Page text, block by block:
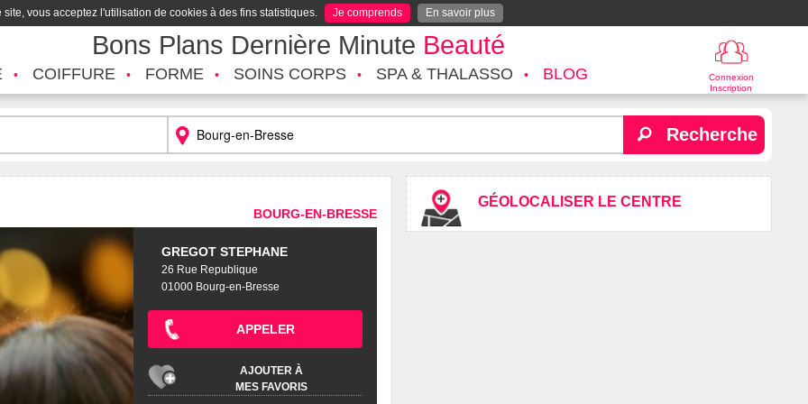
site, vous acceptez l'utilisation de cookies à des fins statistiques. Je comprends En savoir plus
Bons Plans Dernière Minute Beauté
Connexion
Inscription
COIFFURE FORME SOINS CORPS SPA & THALASSO BLOG
Recherche
GÉOLOCALISER LE CENTRE
BOURG-EN-BRESSE
GREGOT STEPHANE
26 Rue Republique
01000 Bourg-en-Bresse
APPELER
AJOUTER À
MES FAVORIS